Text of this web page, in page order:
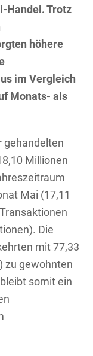
Handel. Trotz
höhere
im Vergleich
Monats- als
gehandelten
Millionen
Mai (17,11
Die
mit 77,33
zu gewohnten
somit ein